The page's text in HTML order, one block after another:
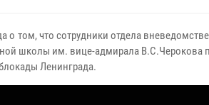
том, что сотрудники отдела
школы им. вице-адмирала
Ленинграда.